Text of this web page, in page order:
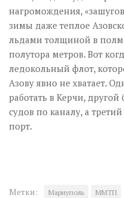
нагромождения,
зимы даже теплое
льдами толщиной в
полутора метров. Вот
ледокольный флот,
Азову явно не хватает.
работать в Керчи,
судов по каналу, а
порт.
Метки: Мариуполь ММТП